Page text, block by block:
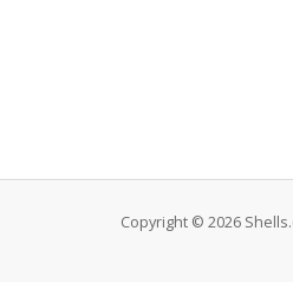
Copyright © 2026